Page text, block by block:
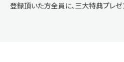
登録頂いた方全員に、三大特典プレゼ